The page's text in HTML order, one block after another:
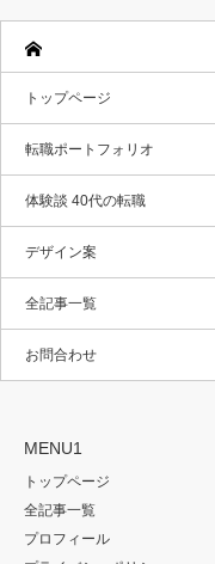
トップページ
転職ポートフォリオ
体験談 40代の転職
デザイン案
全記事一覧
お問合わせ
MENU1
トップページ
全記事一覧
プロフィール